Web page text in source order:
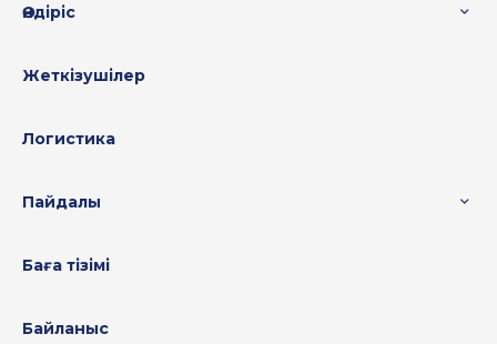
Өндіріс
Жеткізушілер
Логистика
Пайдалы
Баға тізімі
Байланыс